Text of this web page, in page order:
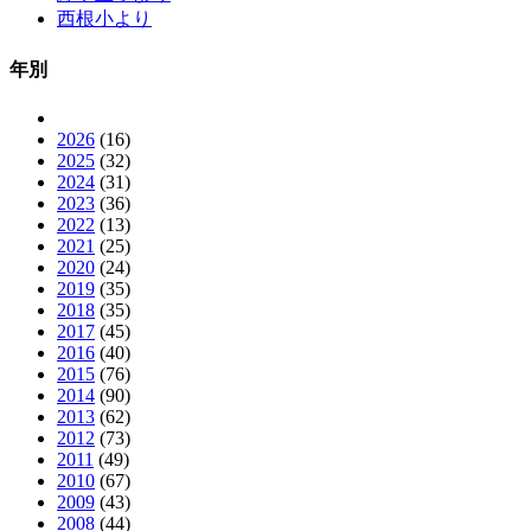
西根小より
年別
2026 (16)
2025 (32)
2024 (31)
2023 (36)
2022 (13)
2021 (25)
2020 (24)
2019 (35)
2018 (35)
2017 (45)
2016 (40)
2015 (76)
2014 (90)
2013 (62)
2012 (73)
2011 (49)
2010 (67)
2009 (43)
2008 (44)